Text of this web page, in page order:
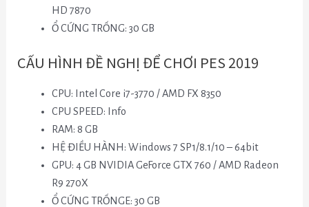
HD 7870
Ổ CỨNG TRỐNG: 30 GB
CẤU HÌNH ĐỀ NGHỊ ĐỂ CHƠI PES 2019
CPU: Intel Core i7-3770 / AMD FX 8350
CPU SPEED: Info
RAM: 8 GB
HỆ ĐIỀU HÀNH: Windows 7 SP1/8.1/10 – 64bit
GPU: 4 GB NVIDIA GeForce GTX 760 / AMD Radeon
R9 270X
Ổ CỨNG TRỐNGE: 30 GB